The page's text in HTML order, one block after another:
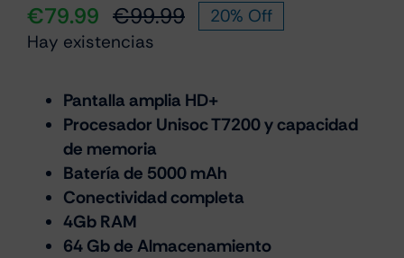
€99.99El
era:
€99.99.
€79.99
El
es:
€79.99.
20% Off
Hay existencias
Pantalla amplia HD+
Procesador Unisoc T7200 y capacidad
de memoria
Batería de 5000 mAh
Conectividad completa
4Gb RAM
64 Gb de Almacenamiento